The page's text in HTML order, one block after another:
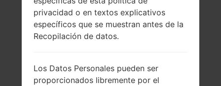
Comparar
privacidad o en textos explicativos
específicos que se muestran antes de la
Recopilación de datos.
Los Datos Personales pueden ser
proporcionados libremente por el